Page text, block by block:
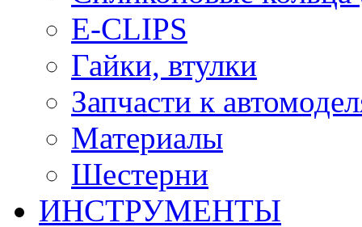
E-CLIPS
Гайки, втулки
Запчасти к
Материалы
Шестерни
ИНСТРУМЕНТЫ